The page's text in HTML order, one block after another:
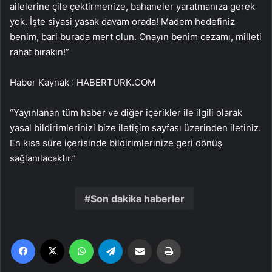
ailelerine çile çektirmenize, bahaneler yaratmanıza gerek
yok. İşte siyasi yasak davam orada! Madem hedefiniz
benim, bari burada mert olun. Onayın benim cezamı, milleti
rahat bırakın!”
Haber Kaynak : HABERTURK.COM
“Yayınlanan tüm haber ve diğer içerikler ile ilgili olarak
yasal bildirimlerinizi bize iletişim sayfası üzerinden iletiniz.
En kısa süre içerisinde bildirimlerinize geri dönüş
sağlanılacaktır.”
Son dakika haberler
Facebook WhatsApp Email'den paylaş